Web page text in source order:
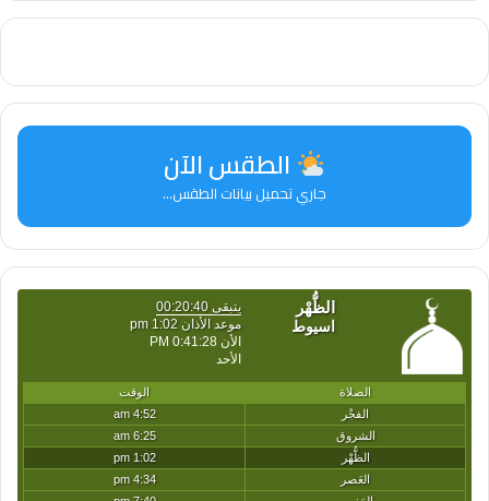
الطقس الآن
جاري تحميل بيانات الطقس...